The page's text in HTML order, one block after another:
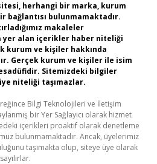
herhangi bir marka, kurum
bağlantısı bulunmamaktadır.
makaleler
yer alan içerikler haber niteliği
kurum ve kişiler hakkında
Gerçek kurum ve kişiler ile isim
Sitemizdeki bilgiler
niteliği taşımazlar.
Bilgi Teknolojileri ve İletişim
bir Yer Sağlayıcı olarak hizmet
içerikleri proaktif olarak denetleme
bulunmamaktadır. Ancak, üyelerimiz
taşımakta olup, siteye üye olarak